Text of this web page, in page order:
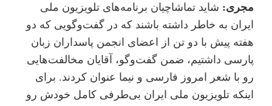
مجری: شاید تماشاچیان برنامه‌های تلویزیون ملی
ایران به خاطر داشته باشند که در گفت‌و‌گویی که دو
هفته پیش با دو تن از اعضای انجمن پاسداران زبان
پارسی داشتیم، ضمن گفت‌و‌گو، آقایان مخالفت‌هایی
رو با شعر امروز فارسی و نیما عنوان کردند. برای
اینکه تلویزیون ملی ایران بی‌طرفی کامل خودش رو